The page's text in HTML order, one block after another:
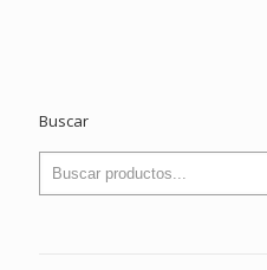
Buscar